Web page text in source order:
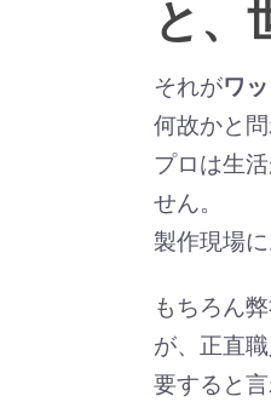
と、
それがワ
何故かと
プロは生
せん。
製作現場
もちろん
が、正直
要すると言